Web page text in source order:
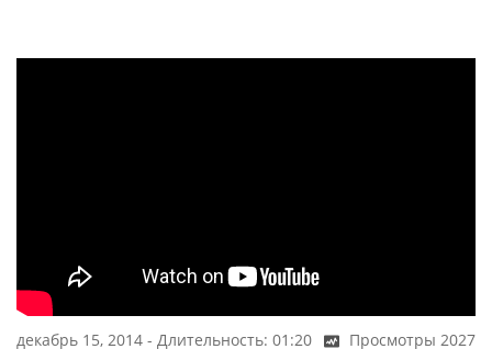
Просмотры 2027
декабрь 15, 2014 - Длительность: 01:20